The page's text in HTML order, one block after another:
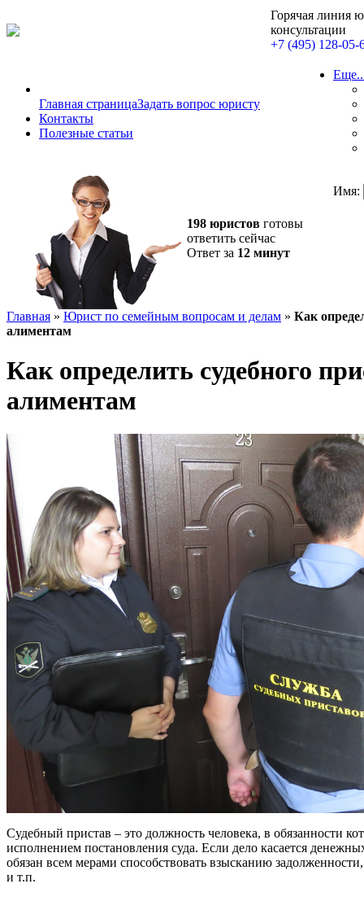
Горячая линия
консультации
+7 (495) 128-05-
Главная страницаЗадать вопрос юристу
Контакты
Полезные статьи
198 юристов готовы
ответить сейчас
Ответ за 12 минут
Имя:
Главная » Юрист по семейным вопросам и делам » Как
алиментам
Как определить судебного
алиментам
Судебный пристав – это должность человека, в обязанности
исполнением постановления суда. Если дело касается
обязан всем мерами способствовать взысканию
и т.п.